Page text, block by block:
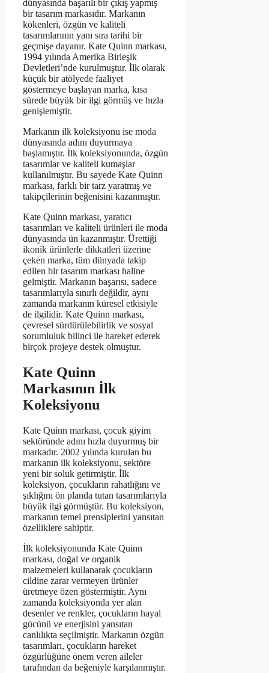
dünyasında başarılı bir çıkış yapmış
bir tasarım markasıdır. Markanın
kökenleri, özgün ve kaliteli
tasarımlarının yanı sıra tarihi bir
geçmişe dayanır. Kate Quinn markası,
1994 yılında Amerika Birleşik
Devletleri’nde kurulmuştur. İlk olarak
küçük bir atölyede faaliyet
göstermeye başlayan marka, kısa
sürede büyük bir ilgi görmüş ve hızla
genişlemiştir.
Markanın ilk koleksiyonu ise moda
dünyasında adını duyurmaya
başlamıştır. İlk koleksiyonunda, özgün
tasarımlar ve kaliteli kumaşlar
kullanılmıştır. Bu sayede Kate Quinn
markası, farklı bir tarz yaratmış ve
takipçilerinin beğenisini kazanmıştır.
Kate Quinn markası, yaratıcı
tasarımları ve kaliteli ürünleri ile moda
dünyasında ün kazanmıştır. Ürettiği
ikonik ürünlerle dikkatleri üzerine
çeken marka, tüm dünyada takip
edilen bir tasarım markası haline
gelmiştir. Markanın başarısı, sadece
tasarımlarıyla sınırlı değildir, aynı
zamanda markanın küresel etkisiyle
de ilgilidir. Kate Quinn markası,
çevresel sürdürülebilirlik ve sosyal
sorumluluk bilinci ile hareket ederek
birçok projeye destek olmuştur.
Kate Quinn
Markasının İlk
Koleksiyonu
Kate Quinn markası, çocuk giyim
sektöründe adını hızla duyurmuş bir
markadır. 2002 yılında kurulan bu
markanın ilk koleksiyonu, sektöre
yeni bir soluk getirmiştir. İlk
koleksiyon, çocukların rahatlığını ve
şıklığını ön planda tutan tasarımlarıyla
büyük ilgi görmüştür. Bu koleksiyon,
markanın temel prensiplerini yansıtan
özelliklere sahiptir.
İlk koleksiyonunda Kate Quinn
markası, doğal ve organik
malzemeleri kullanarak çocukların
cildine zarar vermeyen ürünler
üretmeye özen göstermiştir. Aynı
zamanda koleksiyonda yer alan
desenler ve renkler, çocukların hayal
gücünü ve enerjisini yansıtan
canlılıkta seçilmiştir. Markanın özgün
tasarımları, çocukların hareket
özgürlüğüne önem veren aileler
tarafından da beğeniyle karşılanmıştır.